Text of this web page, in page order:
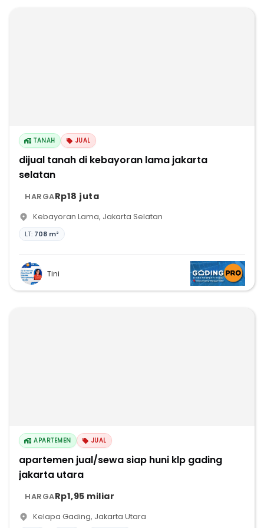
TANAH JUAL
dijual tanah di kebayoran lama jakarta
selatan
HARGARp18 juta
Kebayoran Lama, Jakarta Selatan
LT: 708 m²
Tini
APARTEMEN JUAL
apartemen jual/sewa siap huni klp gading
jakarta utara
HARGARp1,95 miliar
Kelapa Gading, Jakarta Utara